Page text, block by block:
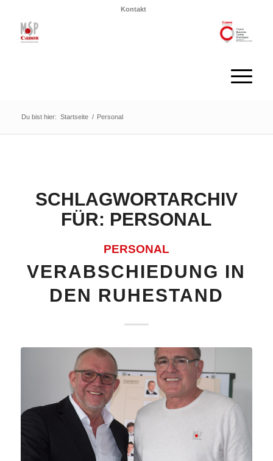
Kontakt
Du bist hier: Startseite / Personal
SCHLAGWORTARCHIV
FÜR: PERSONAL
PERSONAL
VERABSCHIEDUNG IN
DEN RUHESTAND